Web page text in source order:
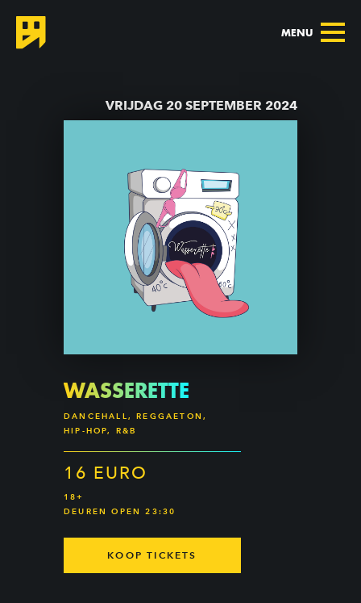
MENU
VRIJDAG 20 SEPTEMBER 2024
WASSERETTE
DANCEHALL, REGGAETON,
HIP-HOP, R&B
16 EURO
18+
DEUREN OPEN 23:30
KOOP TICKETS